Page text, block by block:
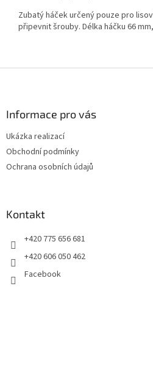
Zubatý háček určený pouze pro
připevnit šrouby. Délka háčku 66
Informace pro vás
Ukázka realizací
Obchodní podmínky
Ochrana osobních údajů
Kontakt
+420 775 656 681
+420 606 050 462
Facebook